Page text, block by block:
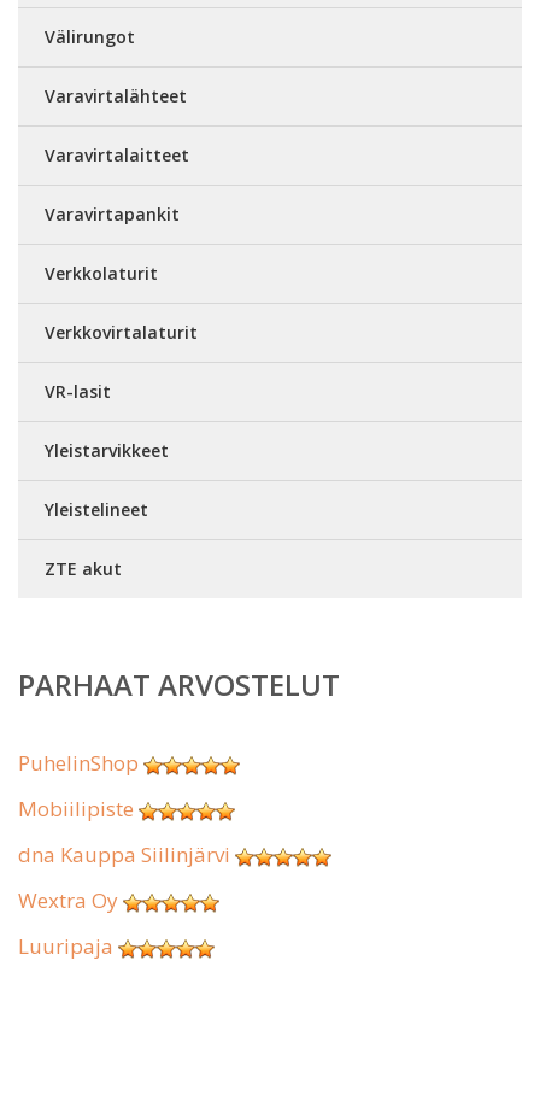
Välirungot
Varavirtalähteet
Varavirtalaitteet
Varavirtapankit
Verkkolaturit
Verkkovirtalaturit
VR-lasit
Yleistarvikkeet
Yleistelineet
ZTE akut
PARHAAT ARVOSTELUT
PuhelinShop
Mobiilipiste
dna Kauppa Siilinjärvi
Wextra Oy
Luuripaja